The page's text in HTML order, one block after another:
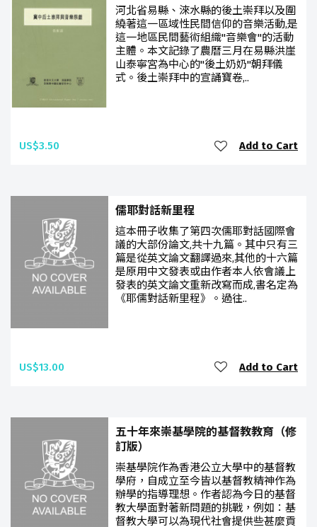
河北省易縣、淶水縣的後土崇拜以及圍
繞著這一區域性民間信仰的音樂活動,是
這一地區民間藝術組織"音樂會"的活動
主體。本文記錄了農曆三月在易縣洪崖
山泰寧宮為中心的"後土奶奶"朝拜儀
式。後土崇拜中的宣誦寶卷,..
US$3.50 Add to Cart
儒耶對話新里程
這本冊子收集了第四次儒耶對話國際會
議的大部份論文,共十九篇。其中只有三
篇是從英文論文翻譯過來,其他的十六篇
是原用中文發表或由作者本人依會議上
發表的英文論文重新改寫而成,書名定為
《耶儒對話新里程》。過往..
US$13.00 Add to Cart
五十年來崇基學院的基督教教育（修
訂版）
崇基學院作為香港公立大學中的基督教
學府，自成立至今皆以基督教精神作為
辦學的指導理想。作者認為今日的基督
教大學面對著新問題的挑戰，例如：基
督教大學可以為現代社會提供些甚麼貢